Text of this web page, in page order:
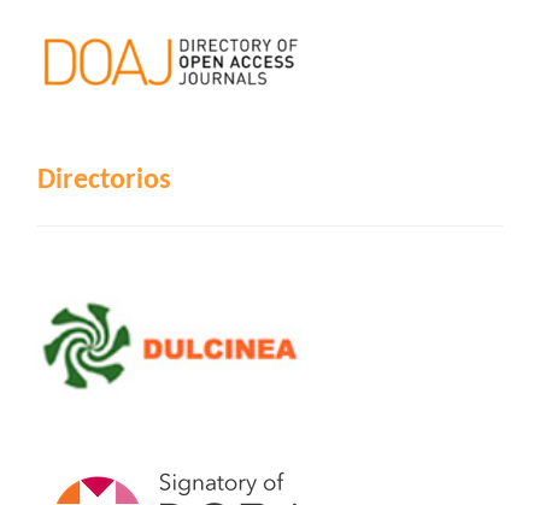
Directorios